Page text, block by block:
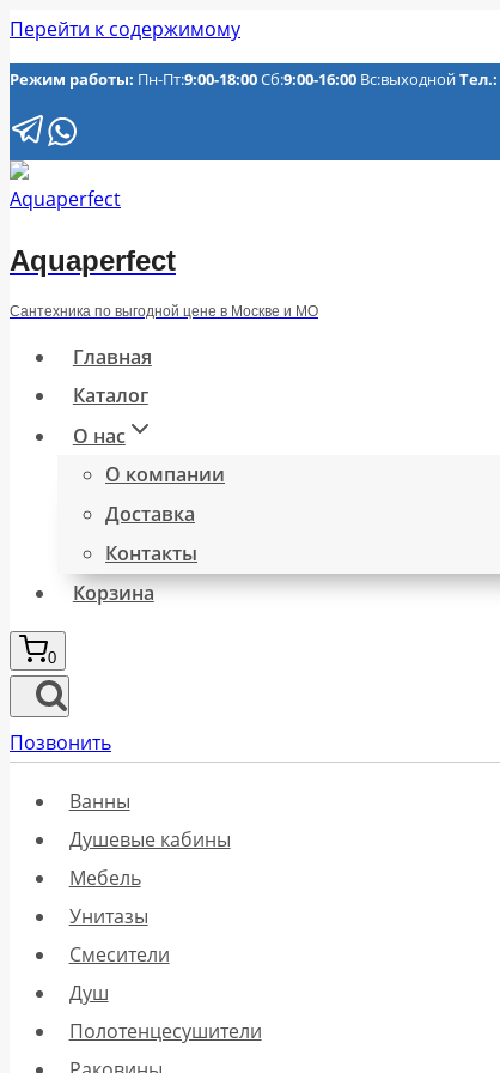
Перейти к содержимому
Режим работы: Пн-Пт:9:00-18:00Сб:9:00-16:00 Вс:выходнойТел.:
Aquaperfect
Сантехника по выгодной цене в Москве и МО
Главная
Каталог
О нас
О компании
Доставка
Контакты
Корзина
0
Позвонить
Ванны
Душевые кабины
Мебель
Унитазы
Смесители
Душ
Полотенцесушители